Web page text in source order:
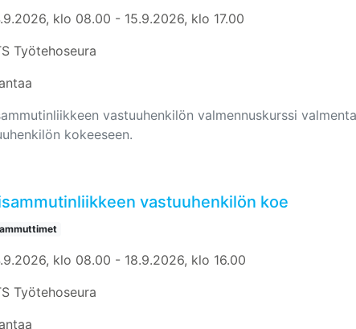
klo 08.00 - 15.9.2026, klo 17.00
Työtehoseura
vastuuhenkilön valmennuskurssi
kokeeseen.
vastuuhenkilön koe
klo 08.00 - 18.9.2026, klo 16.00
Työtehoseura